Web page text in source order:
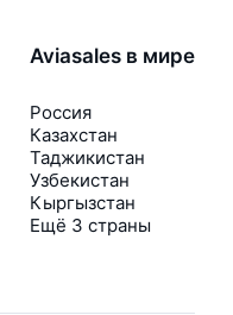
Aviasales в мире
Россия
Казахстан
Таджикистан
Узбекистан
Кыргызстан
Ещё 3 страны